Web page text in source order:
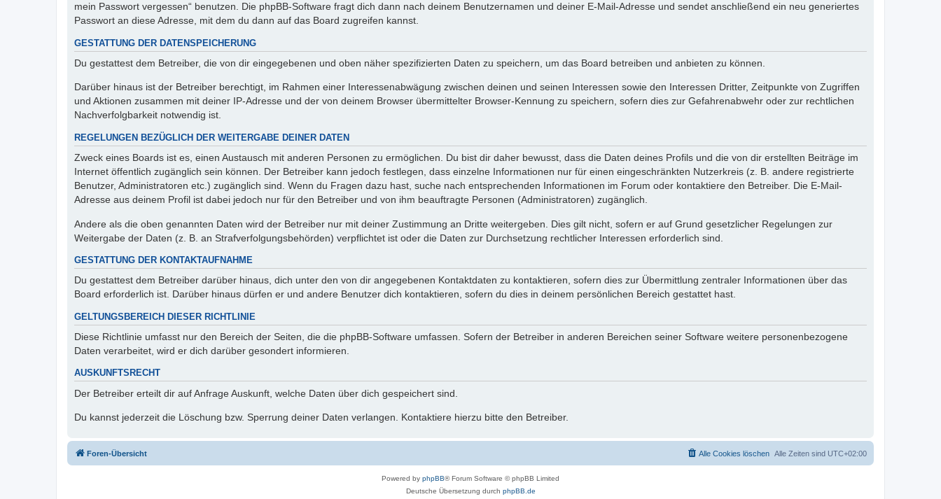
mein Passwort vergessen“ benutzen. Die phpBB-Software fragt dich dann nach deinem Benutzernamen und deiner E-Mail-Adresse und sendet anschließend ein neu generiertes
Passwort an diese Adresse, mit dem du dann auf das Board zugreifen kannst.
GESTATTUNG DER DATENSPEICHERUNG
Du gestattest dem Betreiber, die von dir eingegebenen und oben näher spezifizierten Daten zu speichern, um das Board betreiben und anbieten zu können.
Darüber hinaus ist der Betreiber berechtigt, im Rahmen einer Interessenabwägung zwischen deinen und seinen Interessen sowie den Interessen Dritter, Zeitpunkte von Zugriffen
und Aktionen zusammen mit deiner IP-Adresse und der von deinem Browser übermittelter Browser-Kennung zu speichern, sofern dies zur Gefahrenabwehr oder zur rechtlichen
Nachverfolgbarkeit notwendig ist.
REGELUNGEN BEZÜGLICH DER WEITERGABE DEINER DATEN
Zweck eines Boards ist es, einen Austausch mit anderen Personen zu ermöglichen. Du bist dir daher bewusst, dass die Daten deines Profils und die von dir erstellten Beiträge im
Internet öffentlich zugänglich sein können. Der Betreiber kann jedoch festlegen, dass einzelne Informationen nur für einen eingeschränkten Nutzerkreis (z. B. andere registrierte
Benutzer, Administratoren etc.) zugänglich sind. Wenn du Fragen dazu hast, suche nach entsprechenden Informationen im Forum oder kontaktiere den Betreiber. Die E-Mail-
Adresse aus deinem Profil ist dabei jedoch nur für den Betreiber und von ihm beauftragte Personen (Administratoren) zugänglich.
Andere als die oben genannten Daten wird der Betreiber nur mit deiner Zustimmung an Dritte weitergeben. Dies gilt nicht, sofern er auf Grund gesetzlicher Regelungen zur
Weitergabe der Daten (z. B. an Strafverfolgungsbehörden) verpflichtet ist oder die Daten zur Durchsetzung rechtlicher Interessen erforderlich sind.
GESTATTUNG DER KONTAKTAUFNAHME
Du gestattest dem Betreiber darüber hinaus, dich unter den von dir angegebenen Kontaktdaten zu kontaktieren, sofern dies zur Übermittlung zentraler Informationen über das
Board erforderlich ist. Darüber hinaus dürfen er und andere Benutzer dich kontaktieren, sofern du dies in deinem persönlichen Bereich gestattet hast.
GELTUNGSBEREICH DIESER RICHTLINIE
Diese Richtlinie umfasst nur den Bereich der Seiten, die die phpBB-Software umfassen. Sofern der Betreiber in anderen Bereichen seiner Software weitere personenbezogene
Daten verarbeitet, wird er dich darüber gesondert informieren.
AUSKUNFTSRECHT
Der Betreiber erteilt dir auf Anfrage Auskunft, welche Daten über dich gespeichert sind.
Du kannst jederzeit die Löschung bzw. Sperrung deiner Daten verlangen. Kontaktiere hierzu bitte den Betreiber.
Foren-Übersicht Alle Zeiten sind UTC+02:00
Alle Cookies löschen
Powered by phpBB® Forum Software © phpBB Limited
Deutsche Übersetzung durch phpBB.de